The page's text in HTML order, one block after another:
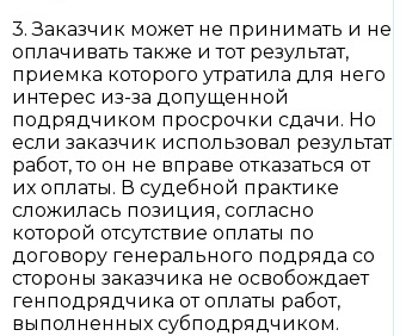
3. Заказчик может не принимать и не
оплачивать также и тот результат,
приемка которого утратила для него
интерес из-за допущенной
подрядчиком просрочки сдачи. Но
если заказчик использовал результат
работ, то он не вправе отказаться от
их оплаты. В судебной практике
сложилась позиция, согласно
которой отсутствие оплаты по
договору генерального подряда со
стороны заказчика не освобождает
генподрядчика от оплаты работ,
выполненных субподрядчиком.